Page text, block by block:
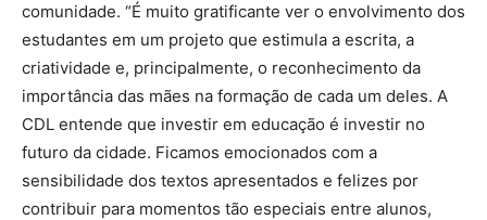
comunidade. “É muito gratificante ver o envolvimento dos
estudantes em um projeto que estimula a escrita, a
criatividade e, principalmente, o reconhecimento da
importância das mães na formação de cada um deles. A
CDL entende que investir em educação é investir no
futuro da cidade. Ficamos emocionados com a
sensibilidade dos textos apresentados e felizes por
contribuir para momentos tão especiais entre alunos,